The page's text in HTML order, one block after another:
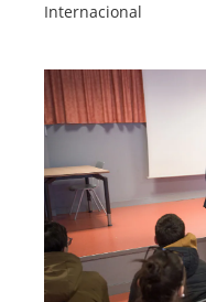
Internacional